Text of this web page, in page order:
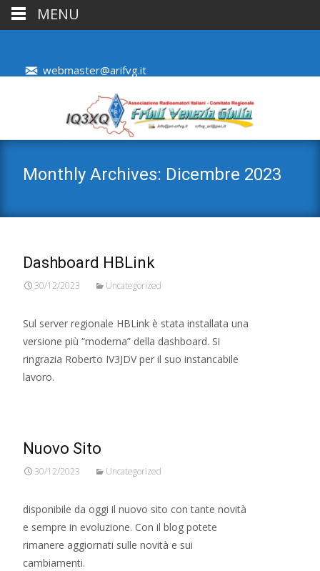
webmaster@arifvg.it
Monthly Archives: Dicembre 2023
Dashboard HBLink
30/12/2023 Uncategorized
Sul server regionale HBLink è stata installata una
versione più “moderna” della dashboard. Si
ringrazia Roberto IV3JDV per il suo instancabile
lavoro.
Nuovo Sito
30/12/2023 Uncategorized
disponibile da oggi il nuovo sito con tante novità
e sempre in evoluzione. Con il blog potete
rimanere aggiornati sulle novità e sui
cambiamenti.
MENU